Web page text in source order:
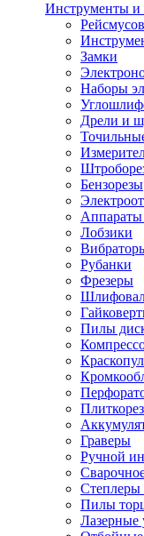
Инструменты и
Замки
Наборы
Дрели и
Бензорезы
Аппараты
Лобзики
Рубанки
Фрезеры
Пилы
Граверы
Ручной
Степлеры
Пилы
Лазерные